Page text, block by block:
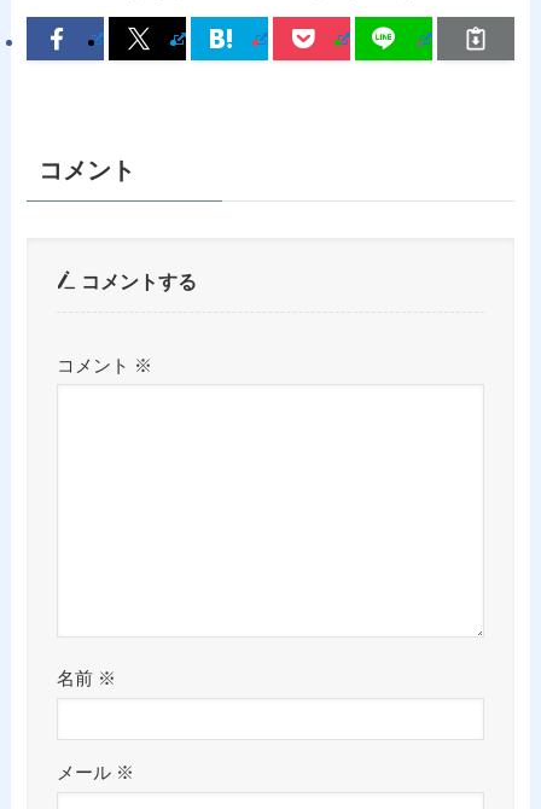
コメント
コメントする
コメント ※
名前 ※
メール ※